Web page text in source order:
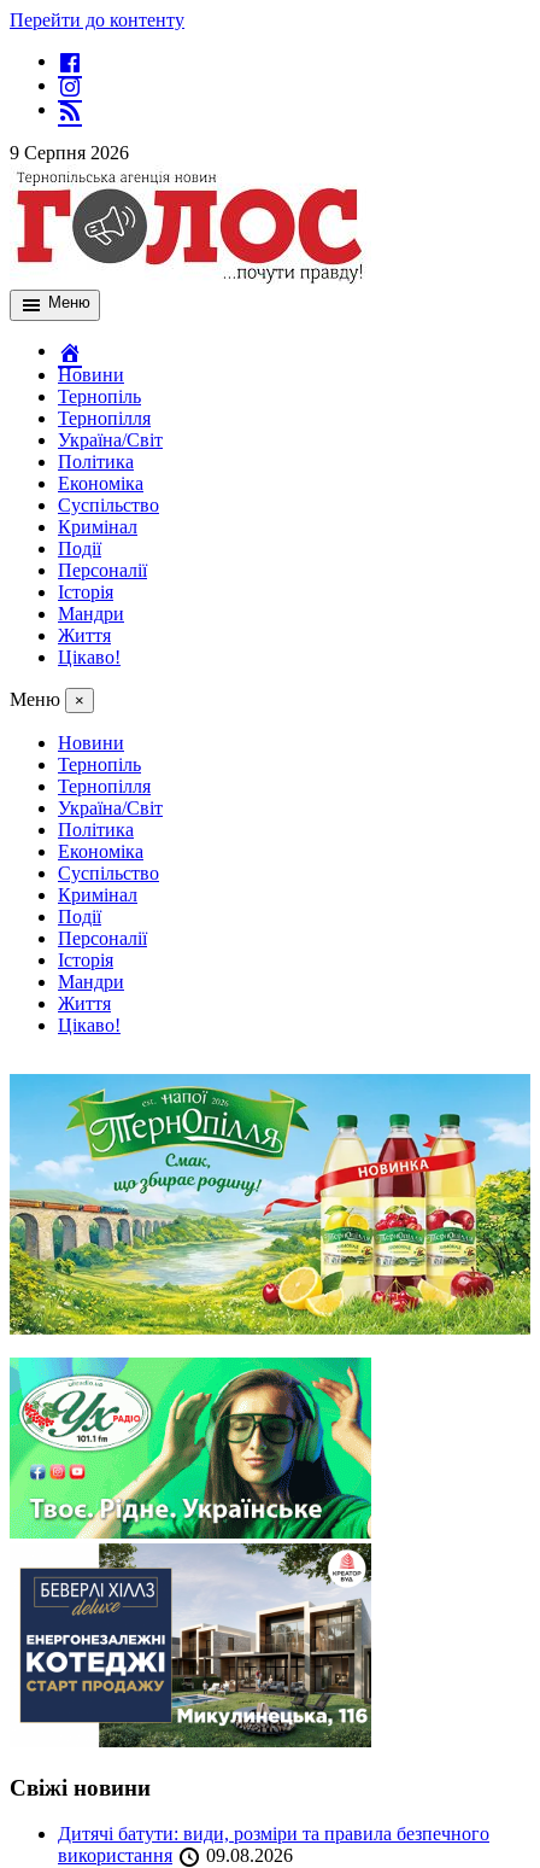
Перейти до контенту
9 Серпня 2026
Меню
Новини
Тернопіль
Тернопілля
Україна/Світ
Політика
Економіка
Суспільство
Кримінал
Події
Персоналії
Історія
Мандри
Життя
Цікаво!
Меню ×
Новини
Тернопіль
Тернопілля
Україна/Світ
Політика
Економіка
Суспільство
Кримінал
Події
Персоналії
Історія
Мандри
Життя
Цікаво!
Свіжі новини
Дитячі батути: види, розміри та правила безпечного
використання
09.08.2026